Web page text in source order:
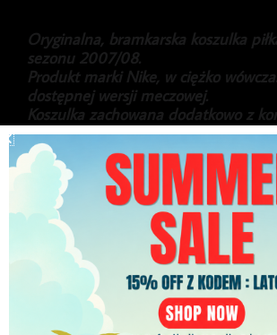
Oryginalna, bramkarska koszulka
sezonu 2007/08.
Produkt marki Nike, w ciężko
dostępnej wersji meczowej.
Koszulka zachowana dodatkowo z
metek producenta.
Stan idealny, dokładnie w takim
występował Julio Cesar oraz Francesco
Gratka dla kolekcjonerów.
599.99 zł